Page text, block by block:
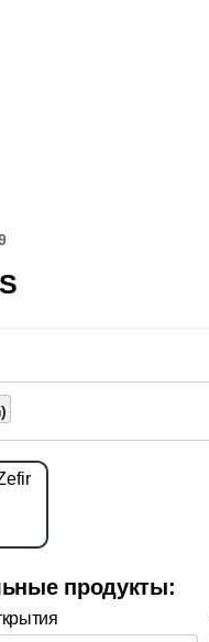
продукты: